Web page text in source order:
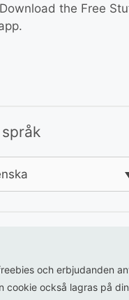
the Free
och erbjudanden
cookie också lagras på